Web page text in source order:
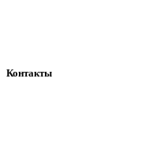
Контакты